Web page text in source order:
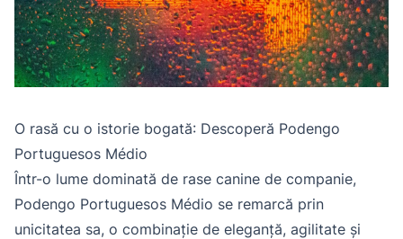
O rasă cu o istorie bogată: Descoperă Podengo
Portuguesos Médio
Într-o lume dominată de rase canine de companie,
Podengo Portuguesos Médio se remarcă prin
unicitatea sa, o combinație de eleganță, agilitate și